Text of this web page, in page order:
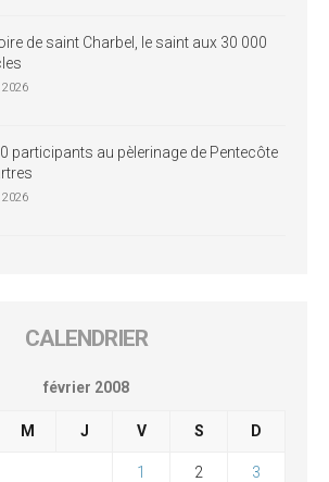
de saint Charbel, le saint aux 30 000
participants au pèlerinage de Pentecôte
CALENDRIER
février 2008
M J V S D
1 2 3